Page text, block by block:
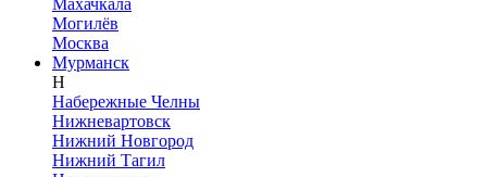
Махачкала
Могилёв
Москва
Мурманск
Н
Набережные Челны
Нижневартовск
Нижний Новгород
Нижний Тагил